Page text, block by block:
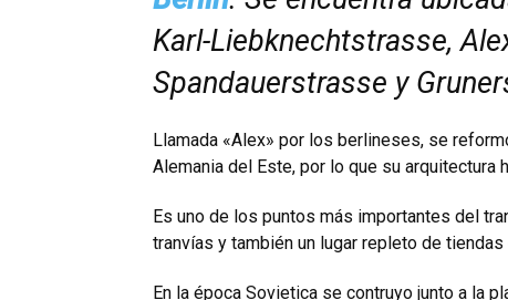
Karl-Liebknechtstrasse,
Spandauerstrasse y
Llamada «Alex» por los berlineses, se
Alemania del Este, por lo que su arquitectura
Es uno de los puntos más importantes del
tranvías y también un lugar repleto de
En la época Sovietica se contruyo junto a la